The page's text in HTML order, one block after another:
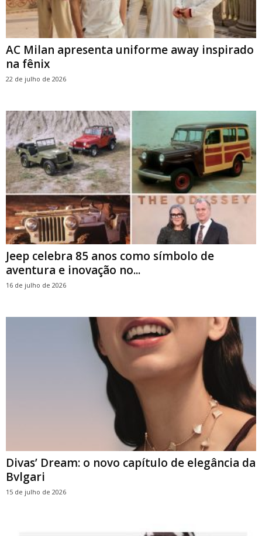
AC Milan apresenta uniforme away inspirado
na fênix
22 de julho de 2026
Jeep celebra 85 anos como símbolo de
aventura e inovação no...
16 de julho de 2026
Divas’ Dream: o novo capítulo de elegância da
Bvlgari
15 de julho de 2026